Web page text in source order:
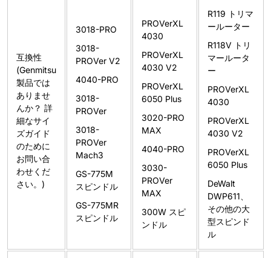
互換性
(Genmitsu
製品では
ありませ
んか？ 詳
細なサイ
ズガイド
のために
お問い合
わせくだ
さい。)
3018-PRO
3018-
PROVer V2
4040-PRO
3018-
PROVer
3018-
PROVer
Mach3
GS-775M
スピンドル
GS-775MR
スピンドル
PROVerXL
4030
PROVerXL
4030 V2
PROVerXL
6050 Plus
3020-PRO
MAX
4040-PRO
3030-
PROVer
MAX
300W スピ
ンドル
R119 トリマ
ールーター
R118V トリ
マールータ
ー
PROVerXL
4030
PROVerXL
4030 V2
PROVerXL
6050 Plus
DeWalt
DWP611、
その他の大
型スピンド
ル